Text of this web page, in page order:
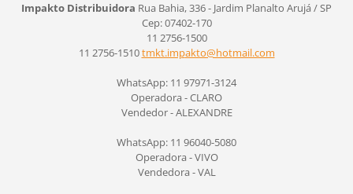
Impakto Distribuidora Rua Bahia, 336 - Jardim Planalto Arujá / SP
Cep: 07402-170
11 2756-1500
11 2756-1510tmkt.impakto@hotmail.com
WhatsApp: 11 97971-3124
Operadora - CLARO
Vendedor - ALEXANDRE
WhatsApp: 11 96040-5080
Operadora - VIVO
Vendedora - VAL